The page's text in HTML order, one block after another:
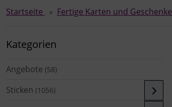
Startseite Fertige Karten und Geschenke
Kategorien
Angebote (58)
Sticken (1056)